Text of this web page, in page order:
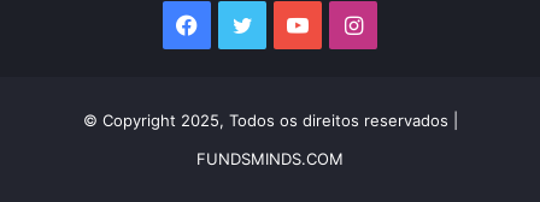
Facebook
Twitter YouTubeInstagram
© Copyright 2025, Todos os direitos reservados |
FUNDSMINDS.COM